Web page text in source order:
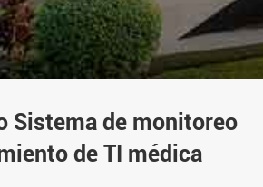
Sistema de monitoreo
de TI médica